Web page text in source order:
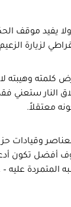
يفيد موقف
لزيارة الزعيم
وهيبته
ستعني
معتقلاً.
وقيادات
أفضل تكون
المتمردة عليه